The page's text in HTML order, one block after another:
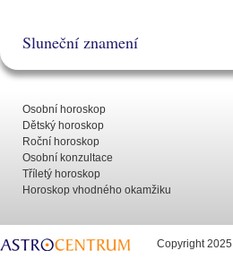
Sluneční znamení
Osobní horoskop
Dětský horoskop
Roční horoskop
Osobní konzultace
Tříletý horoskop
Horoskop vhodného okamžiku
Copyright